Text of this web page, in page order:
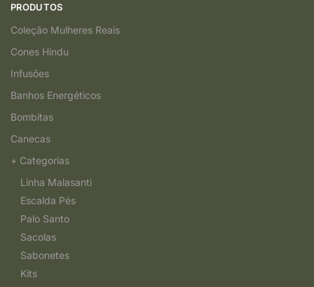
PRODUTOS
Coleção Mulheres Reais
Cones Hindu
Infusões
Banhos Energéticos
Bombitas
Canecas
+ Categorias
Linha Malasanti
Escalda Pés
Palo Santo
Sacolas
Sabonetes
Kits